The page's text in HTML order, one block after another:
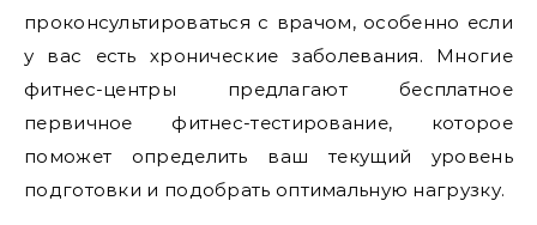
проконсультироваться с врачом, особенно если
у вас есть хронические заболевания. Многие
фитнес-центры предлагают бесплатное
первичное фитнес-тестирование, которое
поможет определить ваш текущий уровень
подготовки и подобрать оптимальную нагрузку.